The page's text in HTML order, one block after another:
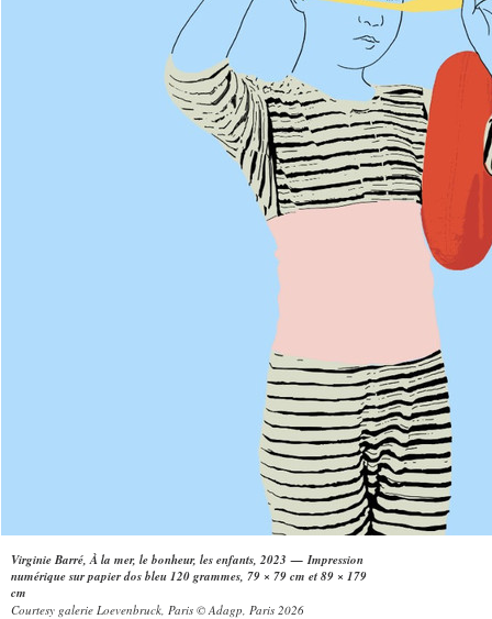
Virginie Barré, À la mer, le bonheur, les enfants, 2023 — Impression
numérique sur papier dos bleu 120 grammes, 79 × 79 cm et 89 × 179
cm
Courtesy galerie Loevenbruck, Paris © Adagp, Paris 2026